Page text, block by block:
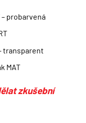
– probarvená
transparent
MAT
zkušební